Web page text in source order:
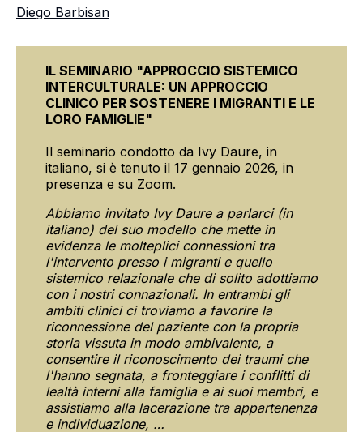
Diego Barbisan
IL SEMINARIO "APPROCCIO SISTEMICO
INTERCULTURALE: UN APPROCCIO
CLINICO PER SOSTENERE I MIGRANTI E LE
LORO FAMIGLIE"
Il seminario condotto da Ivy Daure, in
italiano, si è tenuto il 17 gennaio 2026, in
presenza e su Zoom.
Abbiamo invitato Ivy Daure a parlarci (in
italiano) del suo modello che mette in
evidenza le molteplici connessioni tra
l'intervento presso i migranti e quello
sistemico relazionale che di solito adottiamo
con i nostri connazionali. In entrambi gli
ambiti clinici ci troviamo a favorire la
riconnessione del paziente con la propria
storia vissuta in modo ambivalente, a
consentire il riconoscimento dei traumi che
l'hanno segnata, a fronteggiare i conflitti di
lealtà interni alla famiglia e ai suoi membri, e
assistiamo alla lacerazione tra appartenenza
e individuazione, …